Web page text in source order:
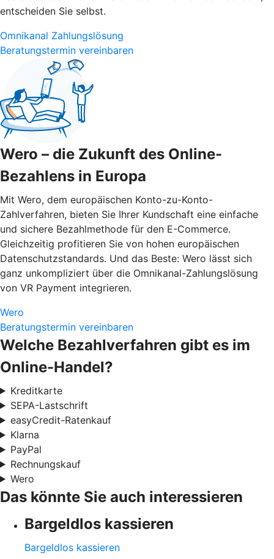
entscheiden Sie selbst.
Omnikanal Zahlungslösung
Beratungstermin vereinbaren
Wero – die Zukunft des Online-
Bezahlens in Europa
Mit Wero, dem europäischen Konto-zu-Konto-
Zahlverfahren, bieten Sie Ihrer Kundschaft eine einfache
und sichere Bezahlmethode für den E-Commerce.
Gleichzeitig profitieren Sie von hohen europäischen
Datenschutzstandards. Und das Beste: Wero lässt sich
ganz unkompliziert über die Omnikanal-Zahlungslösung
von VR Payment integrieren.
Wero
Beratungstermin vereinbaren
Welche Bezahlverfahren gibt es im
Online-Handel?
Kreditkarte
SEPA-Lastschrift
easyCredit-Ratenkauf
Klarna
PayPal
Rechnungskauf
Wero
Das könnte Sie auch interessieren
Bargeldlos kassieren
Bargeldlos kassieren